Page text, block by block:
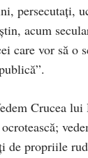
persecutați,
acum
care vor să o
Crucea
de propriile